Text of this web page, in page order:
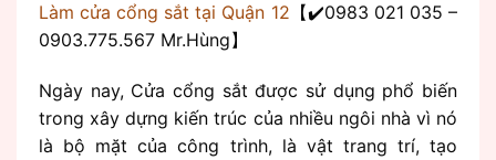
Làm cửa cổng sắt tại Quận 12 【✔️0983 021 035 –
0903.775.567 Mr.Hùng】
Ngày nay, Cửa cổng sắt được sử dụng phổ biến
trong xây dựng kiến trúc của nhiều ngôi nhà vì nó
là bộ mặt của công trình, là vật trang trí, tạo